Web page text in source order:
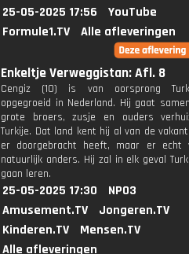
25-05-2025 17:56
YouTube
Formule1.TV
Alle afleveringen
Enkeltje Verweggistan: Afl. 8
Cengiz (10) is van oorsprong
opgegroeid in Nederland. Hij gaat
grote broers, zusje en ouders
Turkije. Dat land kent hij al van de
er doorgebracht heeft, maar er echt
natuurlijk anders. Hij zal in elk geval
gaan leren.
25-05-2025 17:30
NPO3
Amusement.TV
Jongeren.TV
Kinderen.TV
Mensen.TV
Alle afleveringen